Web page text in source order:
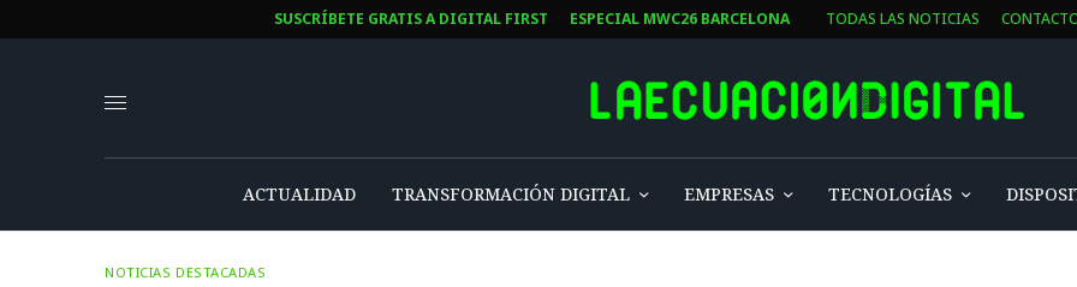
SUSCRÍBETE GRATIS A DIGITAL FIRST ESPECIAL MWC26 BARCELONA TODAS LAS NOTICIAS
ACTUALIDAD TRANSFORMACIÓN DIGITAL EMPRESAS TECNOLOGÍAS
NOTICIAS DESTACADAS